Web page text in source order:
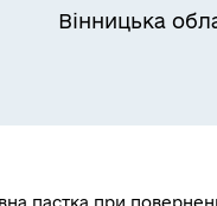
Вінницька